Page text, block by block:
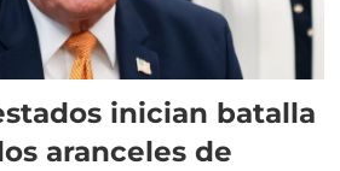
inician batalla
aranceles de